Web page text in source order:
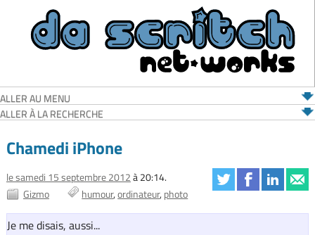
ALLER AU MENU
ALLER À LA RECHERCHE
Chamedi iPhone
le samedi 15 septembre 2012à 20:14.
Gizmo
humour ordinateur photo
Je me disais, aussi...